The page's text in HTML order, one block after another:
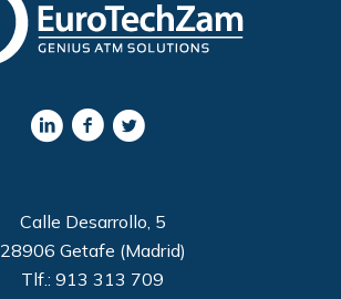
Calle Desarrollo, 5
28906 Getafe (Madrid)
Tlf.: 913 313 709